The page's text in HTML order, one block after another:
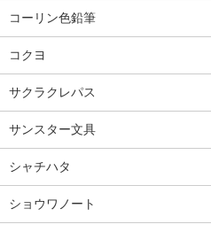
コーリン色鉛筆
コクヨ
サクラクレパス
サンスター文具
シャチハタ
ショウワノート